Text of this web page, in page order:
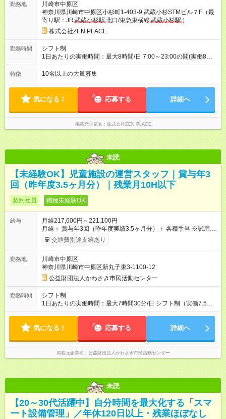
す！ 全国勤務の場合：月給275，000円～(みなし残業代30時間
48，900円含む)※試用期間３ヶ月あり（給与/労働時要件は同条
件） <年収例> ■理学療法士（PT）出身入社年数：5年目 年代：
30代前半 年収：約5，756，000円（＝基本給×12か月＋賞与）
備考：PT資格を活かし、コース開発・プロダクト開発へ貢献
■OL出身 入社年数：5年目 年収：約5，560，000円（＝基本給
×12か月＋賞与） 備考：翻訳業務など、グローバル事業への貢
約11，340，000円（＝基本給×12か月＋賞与） 備考：新人研
修・養成コース開発の担当として貢献手当を含む 【試用期間】
試用期間あり 試用期間の長さ：3ヶ月 雇用形態、給与は本採用
時と同じです。
勤務地
川崎市中原区
神奈川県川崎市中原区小杉町1-403-9 武蔵小杉STMビル７F（最
寄り駅：JR 武蔵小杉駅北口/東急東横線 武蔵小杉駅 ）
株式会社ZEN PLACE
勤務時間
シフト制
1日あたりの実働時間：最大8時間/日 7:00～23:00の間(実働8時
間/休憩1時間) 月～日曜のうち週5日勤務、シフト制 ※週の勤務
時間は40時間
特徴 10名以上の大量募集
気になる！ 応募する 詳細へ
掲載元企業名 株式会社ZEN PLACE
未読
【未経験OK】児童施設の運営スタッフ｜賞与年3
回（昨年度3.5ヶ月分）｜残業月10H以下
契約社員 職種未経験OK
給与
月給217,600円～221,100円
月給＋ 賞与年3回（昨年度実績3.5ヶ月分）＋ 各種手当 ※試用期
間4ヶ月あり（期間中の給与・待遇の変動なし）。 【手当】 ■
交通費支給（月5万5000円まで） ■時間外手当（全額支給） ■住
処遇改善手当（5000円～1万円） 【試用期間】試用期間あり 試
用期間の長さ：4ヶ月 雇用形態、給与は本採用時と同じです。
交通費別途支給あり
勤務地
川崎市中原区
神奈川県川崎市中原区新丸子東3-1100-12
公益財団法人かわさき市民活動センター
勤務時間
シフト制
1日あたりの実働時間：最大7時間30分/日 シフト制（実働7.5時
間） 【シフト例】 (1) 9：30～18：00 (2) 12：30～21：00
祝日は18：00まで）です。 基本は（1）での勤務となります
があります。
気になる！ 応募する 詳細へ
掲載元企業名 公益財団法人かわさき市民活動センター
未読
【20～30代活躍中】自分時間を最大化する「スマ
ート設備管理」／年休120日以上・残業ほぼなし